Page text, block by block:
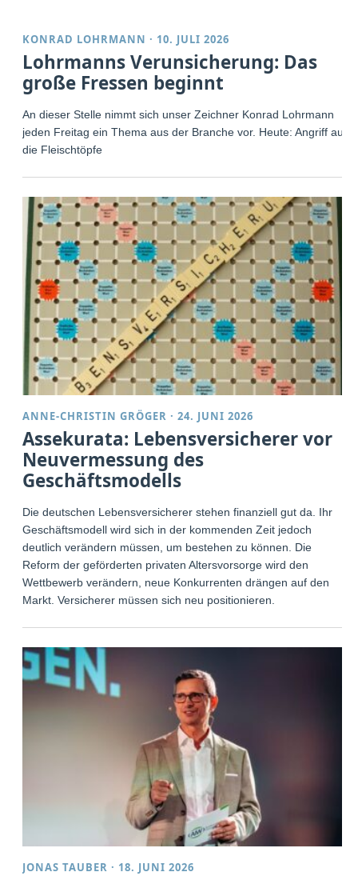
KONRAD LOHRMANN · 10. JULI 2026
Lohrmanns Verunsicherung: Das
große Fressen beginnt
An dieser Stelle nimmt sich unser Zeichner Konrad Lohrmann
jeden Freitag ein Thema aus der Branche vor. Heute: Angriff auf
die Fleischtöpfe
ANNE-CHRISTIN GRÖGER ·24. JUNI 2026
Assekurata: Lebensversicherer vor
Neuvermessung des
Geschäftsmodells
Die deutschen Lebensversicherer stehen finanziell gut da. Ihr
Geschäftsmodell wird sich in der kommenden Zeit jedoch
deutlich verändern müssen, um bestehen zu können. Die
Reform der geförderten privaten Altersvorsorge wird den
Wettbewerb verändern, neue Konkurrenten drängen auf den
Markt. Versicherer müssen sich neu positionieren.
JONAS TAUBER · 18. JUNI 2026